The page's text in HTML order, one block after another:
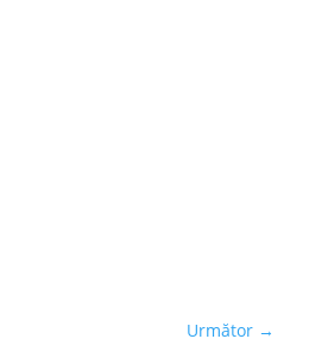
Următor →